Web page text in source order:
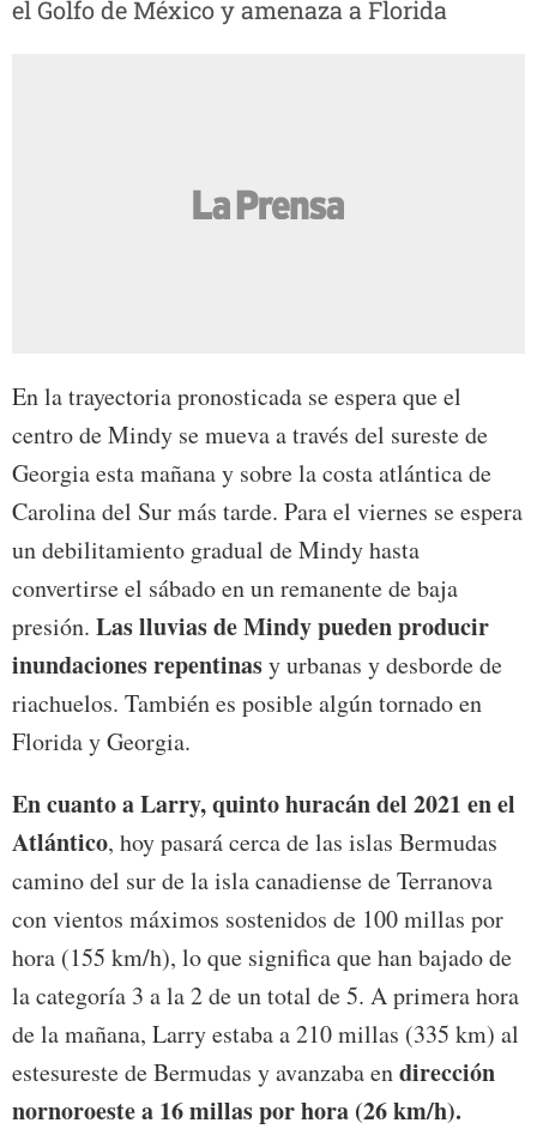
el Golfo de México y amenaza a Florida
En la trayectoria pronosticada se espera que el
centro de Mindy se mueva a través del sureste de
Georgia esta mañana y sobre la costa atlántica de
Carolina del Sur más tarde. Para el viernes se espera
un debilitamiento gradual de Mindy hasta
convertirse el sábado en un remanente de baja
presión. Las lluvias de Mindy pueden producir
inundaciones repentinasy urbanas y desborde de
riachuelos. También es posible algún tornado en
Florida y Georgia.
En cuanto a Larry, quinto huracán del 2021 en el
Atlántico, hoy pasará cerca de las islas Bermudas
camino del sur de la isla canadiense de Terranova
con vientos máximos sostenidos de 100 millas por
hora (155 km/h), lo que significa que han bajado de
la categoría 3 a la 2 de un total de 5. A primera hora
de la mañana, Larry estaba a 210 millas (335 km) al
estesureste de Bermudas y avanzaba endirección
nornoroeste a 16 millas por hora (26 km/h).